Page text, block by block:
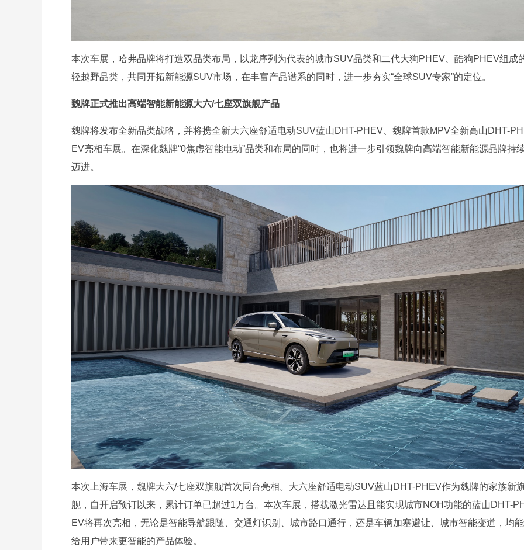
本次车展，哈弗品牌将打造双品类布局，以龙序列为代表的城市SUV品类和二代大狗PHEV、酷狗PHEV组成
轻越野品类，共同开拓新能源SUV市场，在丰富产品谱系的同时，进一步夯实“全球SUV专家”的定位。
魏牌正式推出高端智能新能源大六/七座双旗舰产品
魏牌将发布全新品类战略，并将携全新大六座舒适电动SUV蓝山DHT-PHEV、魏牌首款MPV全新高山DHT-PH
EV亮相车展。在深化魏牌“0焦虑智能电动”品类和布局的同时，也将进一步引领魏牌向高端智能新能源品牌持
迈进。
本次上海车展，魏牌大六/七座双旗舰首次同台亮相。大六座舒适电动SUV蓝山DHT-PHEV作为魏牌的家族新
舰，自开启预订以来，累计订单已超过1万台。本次车展，搭载激光雷达且能实现城市NOH功能的蓝山DHT-
EV将再次亮相，无论是智能导航跟随、交通灯识别、城市路口通行，还是车辆加塞避让、城市智能变道，均能
给用户带来更智能的产品体验。